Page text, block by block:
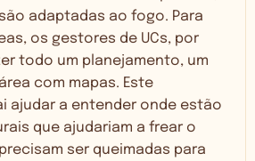
adaptadas ao fogo. Para
os gestores de UCs, por
todo um planejamento, um
com mapas. Este
ajudar a entender onde estão
que ajudariam a frear o
ser queimadas para